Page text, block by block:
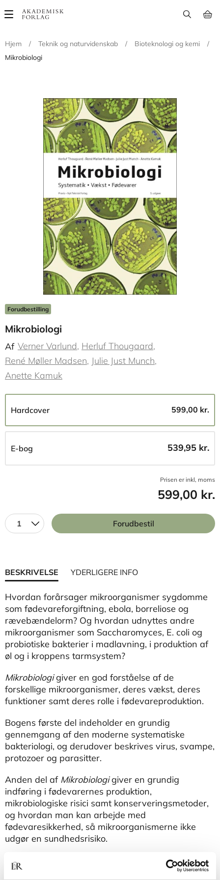
Main
Hjem
/ Teknik og naturvidenskab / Bioteknologi og kemi
/
Mikrobiologi
Forudbestilling
Mikrobiologi
Af Verner Varlund Herluf Thougaard
René Møller Madsen Julie Just Munch
Anette Kamuk
Hardcover 599,00 kr.
E-bog 539,95 kr.
Prisen er inkl, moms
599,00 kr.
1 Forudbestil
BESKRIVELSE YDERLIGERE INFO
Hvordan forårsager mikroorganismer sygdomme
som fødevareforgiftning, ebola, borreliose og
rævebændelorm? Og hvordan udnyttes andre
mikroorganismer som Saccharomyces, E. coli og
probiotiske bakterier i madlavning, i produktion af
øl og i kroppens tarmsystem?
Mikrobiologigiver en god forståelse af de
forskellige mikroorganismer, deres vækst, deres
funktioner samt deres rolle i fødevareproduktion.
Bogens første del indeholder en grundig
gennemgang af den moderne systematiske
bakteriologi, og derudover beskrives virus, svampe,
protozoer og parasitter.
Anden del af Mikrobiologigiver en grundig
indføring i fødevarernes produktion,
mikrobiologiske risici samt konserveringsmetoder,
og hvordan man kan arbejde med
fødevaresikkerhed, så mikroorganismerne ikke
udgør en sundhedsrisiko.
Bogens målgrupper er studerende ved korte og
mellemlange videregående uddannelser på det